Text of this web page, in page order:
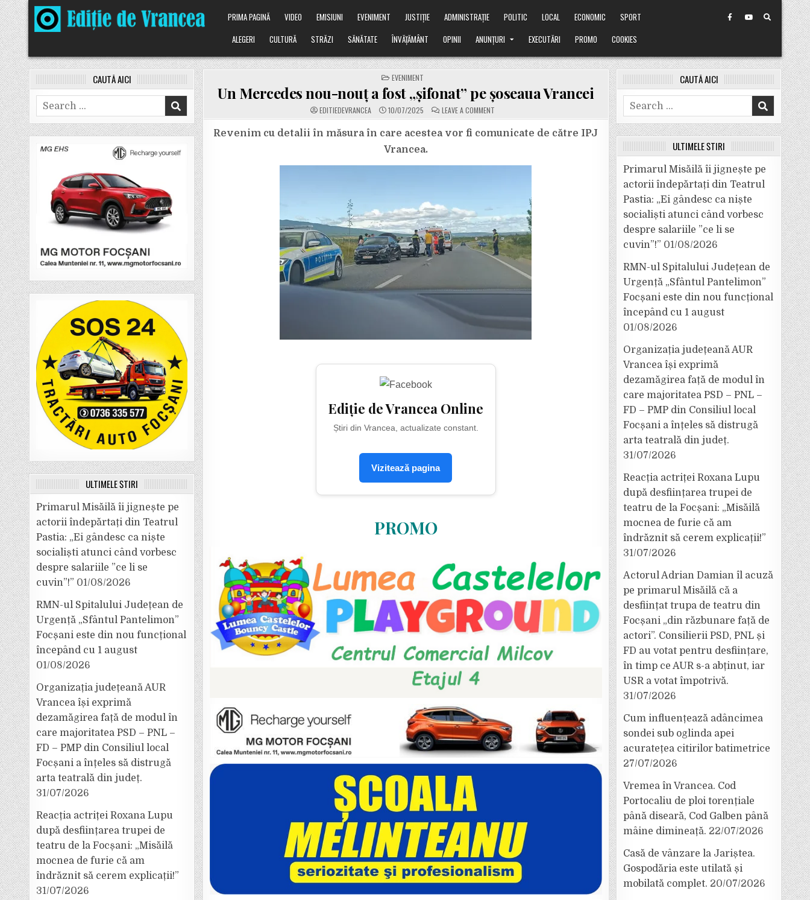
Skip
to
content
PRIMA PAGINĂ VIDEO EMISIUNI EVENIMENT JUSTIȚIE ADMINISTRAȚIE POLITIC LOCAL ECONOMIC
SPORT
ALEGERI
CULTURĂ STRĂZI SĂNĂTATE ÎNVĂȚĂMÂNT OPINII ANUNȚURI EXECUTĂRI PROMO COOKIES
POSTED
IN
EVENIMENT
Un Mercedes nou-nouț a fost „șifonat” pe șoseaua Vrancei
EDITIEDEVRANCEA 10/07/2025 LEAVE A COMMENT
UN
NOU-
NOUȚ
PE
Revenim cu detalii în măsura în care acestea vor fi comunicate de către IPJ
Vrancea.
Ediție de Vrancea Online
Știri din Vrancea, actualizate constant.
Vizitează pagina
PROMO
CAUTĂ AICI
Search
for:
ULTIMELE ȘTIRI
Primarul Misăilă îi jignește pe
actorii îndepărtați din Teatrul
Pastia: „Ei gândesc ca niște
socialiști atunci când vorbesc
despre salariile ”ce li se
cuvin”!” 01/08/2026
RMN-ul Spitalului Județean de
Urgență „Sfântul Pantelimon”
Focșani este din nou funcțional
începând cu 1 august
01/08/2026
Organizația județeană AUR
Vrancea își exprimă
dezamăgirea față de modul în
care majoritatea PSD – PNL –
FD – PMP din Consiliul local
Focșani a înțeles să distrugă
arta teatrală din județ.
31/07/2026
Reacția actriței Roxana Lupu
după desființarea trupei de
teatru de la Focșani: „Misăilă
mocnea de furie că am
îndrăznit să cerem explicații!”
31/07/2026
CAUTĂ AICI
Search
for:
ULTIMELE ȘTIRI
Primarul Misăilă îi jignește pe
actorii îndepărtați din Teatrul
Pastia: „Ei gândesc ca niște
socialiști atunci când vorbesc
despre salariile ”ce li se
cuvin”!” 01/08/2026
RMN-ul Spitalului Județean de
Urgență „Sfântul Pantelimon”
Focșani este din nou funcțional
începând cu 1 august
01/08/2026
Organizația județeană AUR
Vrancea își exprimă
dezamăgirea față de modul în
care majoritatea PSD – PNL –
FD – PMP din Consiliul local
Focșani a înțeles să distrugă
arta teatrală din județ.
31/07/2026
Reacția actriței Roxana Lupu
după desființarea trupei de
teatru de la Focșani: „Misăilă
mocnea de furie că am
îndrăznit să cerem explicații!”
31/07/2026
Actorul Adrian Damian îl acuză
pe primarul Misăilă că a
desființat trupa de teatru din
Focșani „din răzbunare față de
actori”. Consilierii PSD, PNL și
FD au votat pentru desființare,
în timp ce AUR s-a abținut, iar
USR a votat împotrivă.
31/07/2026
Cum influențează adâncimea
sondei sub oglinda apei
acuratețea citirilor batimetrice
27/07/2026
Vremea în Vrancea. Cod
Portocaliu de ploi torențiale
până diseară, Cod Galben până
mâine dimineață. 22/07/2026
Casă de vânzare la Jariștea.
Gospodăria este utilată și
mobilată complet. 20/07/2026